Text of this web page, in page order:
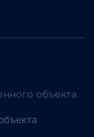
объекта